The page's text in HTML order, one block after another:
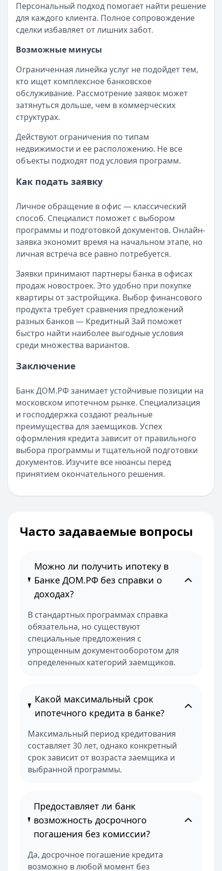
Персональный подход помогает найти решение
для каждого клиента. Полное сопровождение
сделки избавляет от лишних забот.
Возможные минусы
Ограниченная линейка услуг не подойдет тем,
кто ищет комплексное банковское
обслуживание. Рассмотрение заявок может
затянуться дольше, чем в коммерческих
структурах.
Действуют ограничения по типам
недвижимости и ее расположению. Не все
объекты подходят под условия программ.
Как подать заявку
Личное обращение в офис — классический
способ. Специалист поможет с выбором
программы и подготовкой документов. Онлайн-
заявка экономит время на начальном этапе, но
личная встреча все равно потребуется.
Заявки принимают партнеры банка в офисах
продаж новостроек. Это удобно при покупке
квартиры от застройщика. Выбор финансового
продукта требует сравнения предложений
разных банков — Кредитный Зай поможет
быстро найти наиболее выгодные условия
среди множества вариантов.
Заключение
Банк ДОМ.РФ занимает устойчивые позиции на
московском ипотечном рынке. Специализация
и господдержка создают реальные
преимущества для заемщиков. Успех
оформления кредита зависит от правильного
выбора программы и тщательной подготовки
документов. Изучите все нюансы перед
принятием окончательного решения.
Часто задаваемые вопросы
Можно ли получить ипотеку в
Банке ДОМ.РФ без справки о
доходах?
В стандартных программах справка
обязательна, но существуют
специальные предложения с
упрощенным документооборотом для
определенных категорий заемщиков.
Какой максимальный срок
ипотечного кредита в банке?
Максимальный период кредитования
составляет 30 лет, однако конкретный
срок зависит от возраста заемщика и
выбранной программы.
Предоставляет ли банк
возможность досрочного
погашения без комиссии?
Да, досрочное погашение кредита
возможно в любой момент без